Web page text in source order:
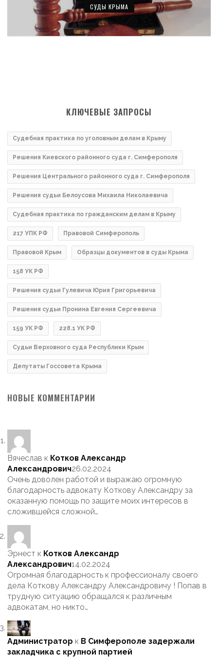
СУДЫ КРЫМА
КЛЮЧЕВЫЕ ЗАПРОСЫ
Судебная практика по уголовным делам в Крыму
Решения Киевского районного суда г. Симферополя
Решения Центрального районного суда г. Симферополя
Решения судьи Белоусова Михаила Николаевича
Судебная практика по гражданским делам в Крыму
217 УПК РФ Правовой Симферополь
Правовой Крым Образцы документов в суды Крыма
158 УК РФ
Решения судьи Гулевича Юрия Григорьевича
Решения судьи Пронина Евгения Сергеевича
159 УК РФ 228.1 УК РФ
Судьи Верховного суда Республики Крым
Депутаты Госсовета Крыма
НОВЫЕ КОММЕНТАРИИ
Вячеслав к Котков Александр
Александрович26.02.2024
Очень доволен работой и выражаю огромную
благодарность адвокату Коткову Александру за
оказанную помощь по защите моих интересов в
сложившейся сложной…
Эрнест к Котков Александр
Александрович14.02.2024
Огромная благодарность к профессионалу своего
дела Коткову Александру Александровичу ! Попав в
трудную ситуацию обращался к различным
адвокатам, но никто…
Администратор к В Симферополе задержали
закладчика с крупной партией